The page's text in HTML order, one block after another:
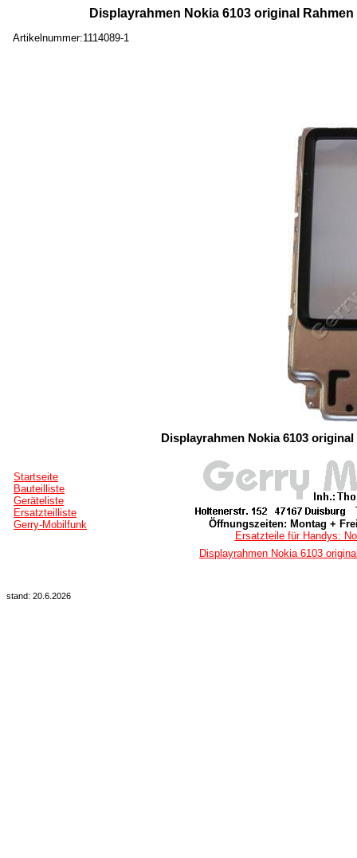
Displayrahmen Nokia 6103 original
Artikelnummer:1114089-1
Displayrahmen Nokia 6103
Startseite
Bauteilliste
Geräteliste
Ersatzteilliste
Gerry-Mobilfunk
Öffnungszeiten: Montag +
Ersatzteile für Handys:
Displayrahmen Nokia 6103
stand: 20.6.2026